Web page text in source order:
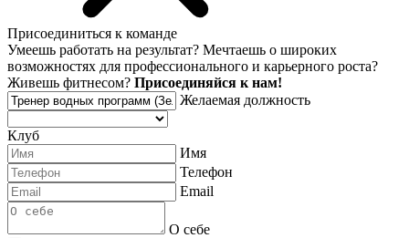
Присоединиться к команде
Умеешь работать на результат? Мечтаешь о широких
возможностях для профессионального и карьерного роста?
Живешь фитнесом? Присоединяйся к нам!
Желаемая должность
Клуб
Имя
Телефон
Email
О себе